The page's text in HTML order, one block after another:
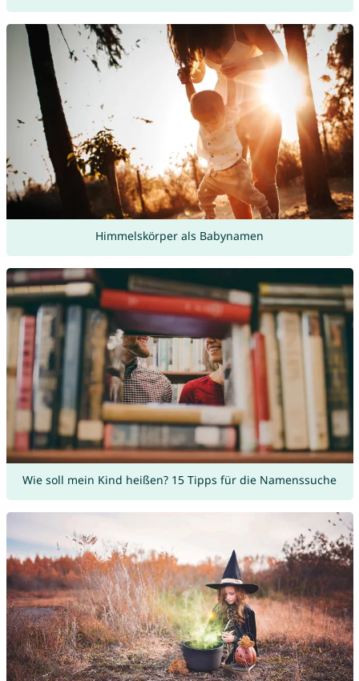
Himmelskörper als Babynamen
Wie soll mein Kind heißen? 15 Tipps für die Namenssuche